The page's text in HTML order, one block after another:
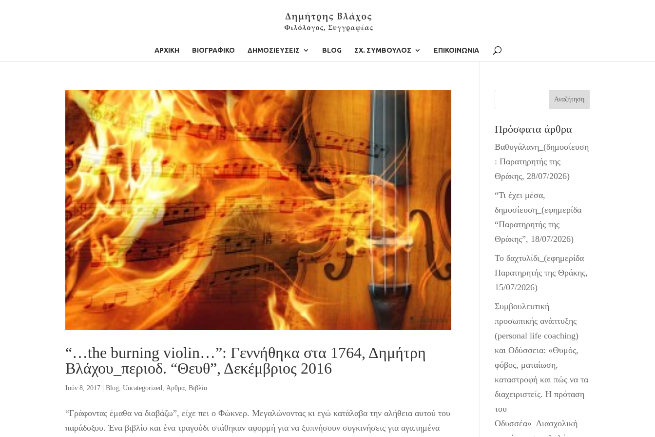
ΑΡΧΙΚΗ ΒΙΟΓΡΑΦΙΚΟ ΔΗΜΟΣΙΕΥΣΕΙΣ BLOG ΣΧ. ΣΥΜΒΟΥΛΟΣ ΕΠΙΚΟΙΝΩΝΙΑ
“…the burning violin…”: Γεννήθηκα στα 1764, Δημήτρη
Βλάχου_περιοδ. “Θευθ”, Δεκέμβριος 2016
Ιούν 8, 2017 |Blog,Uncategorized,Άρθρα,Βιβλία
“Γράφοντας έμαθα να διαβάζω”, είχε πει ο Φώκνερ. Μεγαλώνοντας κι εγώ κατάλαβα την αλήθεια αυτού του
παράδοξου. Ένα βιβλίο και ένα τραγούδι στάθηκαν αφορμή για να ξυπνήσουν συγκινήσεις για αγαπημένα
Πρόσφατα άρθρα
Βαθυγάλανη_(δημοσίευση
: Παρατηρητής της
Θράκης, 28/07/2026)
“Τι έχει μέσα,
δημοσίευση_(εφημερίδα
“Παρατηρητής της
Θράκης”, 18/07/2026)
Το δαχτυλίδι_(εφημερίδα
Παρατηρητής της Θράκης,
15/07/2026)
Συμβουλευτική
προσωπικής ανάπτυξης
(personal life coaching)
και Οδύσσεια: «Θυμός,
φόβος, ματαίωση,
καταστροφή και πώς να τα
διαχειριστείς. Η πρόταση
του
Οδυσσέα»_Διασχολική